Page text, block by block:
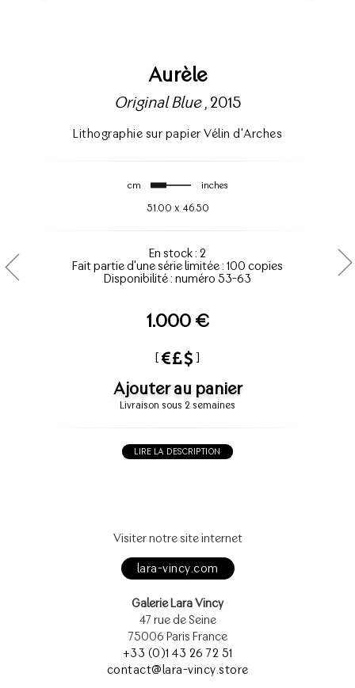
Aurèle
Original Blue, 2015
Lithographie sur papier Vélin d'Arches
cm inches
51.00 x 46.50
En stock : 2
Fait partie d'une série limitée : 100 copies
Disponibilité : numéro 53-63
1.000 €
[ ]
Ajouter au panier
Livraison sous 2 semaines
LIRE LA DESCRIPTION
Visiter notre site internet
lara-vincy.com
Galerie Lara Vincy
47 rue de Seine
75006 Paris France
+33 (0)1 43 26 72 51
contact@lara-vincy.store